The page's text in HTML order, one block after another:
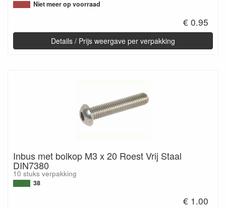
Niet meer op voorraad
€ 0.95
Details / Prijs weergave per verpakking
Inbus met bolkop M3 x 20 Roest Vrij Staal
DIN7380
10 stuks verpakking
38
€ 1.00